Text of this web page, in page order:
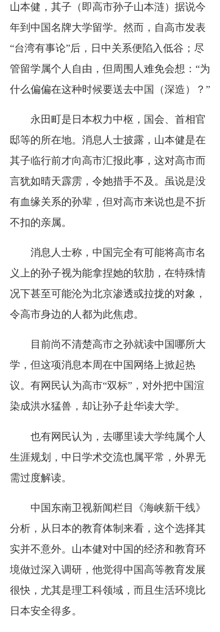
山本健，其子（即高市孙子山本涟）据说今
年到中国名牌大学留学。然而，自高市发表
“台湾有事论”后，日中关系便陷入低谷；尽
管留学属个人自由，但周围人难免会想：“为
什么偏偏在这种时候要送去中国（深造）？”
永田町是日本权力中枢，国会、首相官
邸等的所在地。消息人士披露，山本健是在
其子临行前才向高市汇报此事，这对高市而
言犹如晴天霹雳，令她措手不及。虽说是没
有血缘关系的孙辈，但对高市来说也是不折
不扣的亲属。
消息人士称，中国完全有可能将高市名
义上的孙子视为能拿捏她的软肋，在特殊情
况下甚至可能沦为北京渗透或拉拢的对象，
令高市身边的人都为此焦虑。
目前尚不清楚高市之孙就读中国哪所大
学，但这项消息本周在中国网络上掀起热
议。有网民认为高市“双标”，对外把中国渲
染成洪水猛兽，却让孙子赴华读大学。
也有网民认为，去哪里读大学纯属个人
生涯规划，中日学术交流也属平常，外界无
需过度解读。
中国东南卫视新闻栏目《海峡新干线》
分析，从日本的教育体制来看，这个选择其
实并不意外。山本健对中国的经济和教育环
境做过深入调研，他觉得中国高等教育发展
很快，尤其是理工科领域，而且生活环境比
日本安全得多。